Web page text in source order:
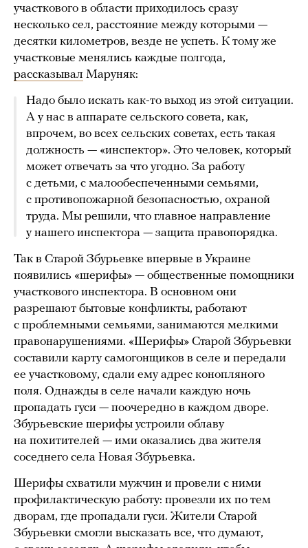
участкового в области приходилось сразу
несколько сел, расстояние между которыми —
десятки километров, везде не успеть. К тому же
участковые менялись каждые полгода,
рассказывал Маруняк:
Надо было искать как-то выход из этой ситуации.
А у нас в аппарате сельского совета, как,
впрочем, во всех сельских советах, есть такая
должность — «инспектор». Это человек, который
может отвечать за что угодно. За работу
с детьми, с малообеспеченными семьями,
с противопожарной безопасностью, охраной
труда. Мы решили, что главное направление
у нашего инспектора — защита правопорядка.
Так в Старой Збурьевке впервые в Украине
появились «шерифы» — общественные помощники
участкового инспектора. В основном они
разрешают бытовые конфликты, работают
с проблемными семьями, занимаются мелкими
правонарушениями. «Шерифы» Старой Збурьевки
составили карту самогонщиков в селе и передали
ее участковому, сдали ему адрес конопляного
поля. Однажды в селе начали каждую ночь
пропадать гуси — поочередно в каждом дворе.
Збурьевские шерифы устроили облаву
на похитителей — ими оказались два жителя
соседнего села Новая Збурьевка.
Шерифы схватили мужчин и провели с ними
профилактическую работу: провезли их по тем
дворам, где пропадали гуси. Жители Старой
Збурьевки смогли высказать все, что думают,